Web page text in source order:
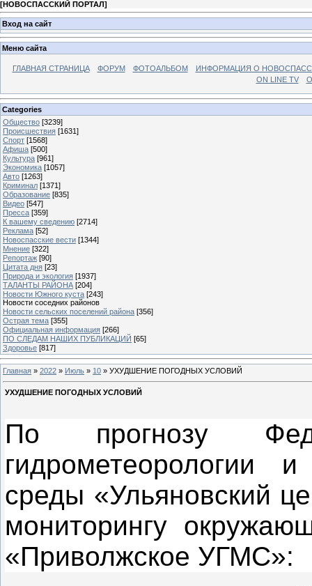
[НОВОСПАССКИЙ ПОРТАЛ]
Вход на сайт
Меню сайта
ГЛАВНАЯ СТРАНИЦА ФОРУМ ФОТОАЛЬБОМ
ИНФОРМАЦИЯ О
ON LINE TV
Categories
Общество [3239]
Происшествия [1631]
Спорт [1568]
Афиша [500]
Культура [961]
Экономика [1057]
Авто [1263]
Криминал [1371]
Образование [835]
Видео [547]
Пресса [359]
К вашему сведению [2714]
Реклама [52]
Новоспасские вести [1344]
Мнение [322]
Репортаж [90]
Цитата дня [23]
Природа и экология [1937]
ТАЛАНТЫ РАЙОНА [204]
Новости Южного куста [243]
Новости соседних районов
Новости сельских поселений района [356]
Острая тема [355]
Официальная информация [266]
ПО СЛЕДАМ НАШИХ ПУБЛИКАЦИЙ [65]
Здоровье [817]
Главная » 2022 » Июль » 10 » УХУДШЕНИЕ ПОГОДНЫХ УСЛОВИЙ
УХУДШЕНИЕ ПОГОДНЫХ УСЛОВИЙ
По прогнозу
гидрометеорологии
среды «Ульяновский
мониторингу
«Приволжское УГМС»: